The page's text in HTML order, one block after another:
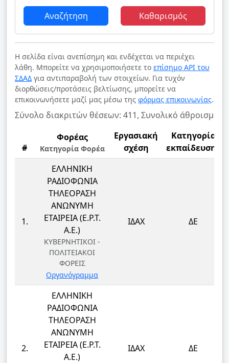
Αναζήτηση Καθαρισμός
Η σελίδα είναι ανεπίσημη και ενδέχεται να περιέχει
λάθη. Μπορείτε να χρησιμοποιήσετε το επίσημο API του
ΣΔΑΔ για αντιπαραβολή των στοιχείων. Για τυχόν
διορθώσεις/προτάσεις βελτίωσης, μπορείτε να
επικοινωνήσετε μαζί μας μέσω της φόρμας επικοινωνίας.
Σύνολο διακριτών θέσεων: 411, Συνολικό άθροισμα
#
Φορέας
Κατηγορία Φορέα
Εργασιακή
σχέση
Κατηγορία
εκπαίδευσης
1.
ΕΛΛΗΝΙΚΗ
ΡΑΔΙΟΦΩΝΙΑ
ΤΗΛΕΟΡΑΣΗ
ΑΝΩΝΥΜΗ
ΕΤΑΙΡΕΙΑ (Ε.Ρ.Τ.
Α.Ε.)
ΚΥΒΕΡΝΗΤΙΚΟΙ -
ΠΟΛΙΤΕΙΑΚΟΙ
ΦΟΡΕΙΣ
Οργανόγραμμα
ΙΔΑΧ ΔΕ
2.
ΕΛΛΗΝΙΚΗ
ΡΑΔΙΟΦΩΝΙΑ
ΤΗΛΕΟΡΑΣΗ
ΑΝΩΝΥΜΗ
ΕΤΑΙΡΕΙΑ (Ε.Ρ.Τ.
Α.Ε.)
ΙΔΑΧ ΔΕ